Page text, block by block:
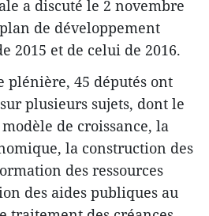
a discuté le 2 novembre
de développement
2015 et de celui de 2016.
plénière, 45 députés ont
plusieurs sujets, dont le
de croissance, la
la construction des
des ressources
des aides publiques au